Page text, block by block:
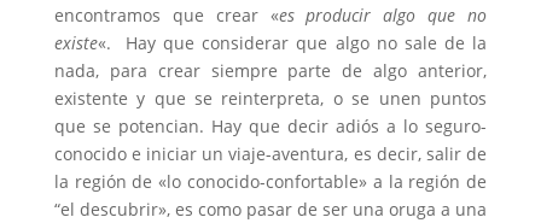
encontramos que crear «es producir algo que no
existe«. Hay que considerar que algo no sale de la
nada, para crear siempre parte de algo anterior,
existente y que se reinterpreta, o se unen puntos
que se potencian. Hay que decir adiós a lo seguro-
conocido e iniciar un viaje-aventura, es decir, salir de
la región de «lo conocido-confortable» a la región de
“el descubrir», es como pasar de ser una oruga a una